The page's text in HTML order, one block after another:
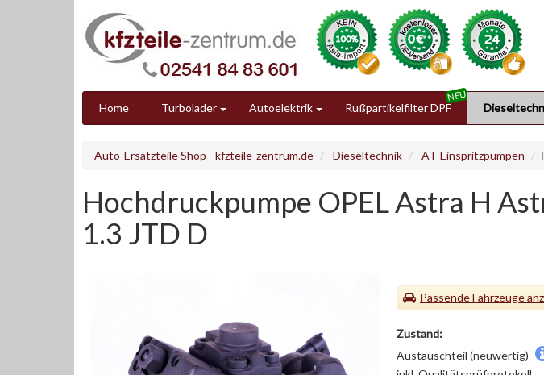
Home Turbolader Autoelektrik Rußpartikelfilter DPF
Auto-Ersatzteile Shop - kfzteile-zentrum.de Dieseltechnik AT-Einspritzpumpen
Hochdruckpumpe OPEL Astra H
1.3 JTD D
Passende Fahrzeuge
Zustand:
Austauschteil (neuwertig)